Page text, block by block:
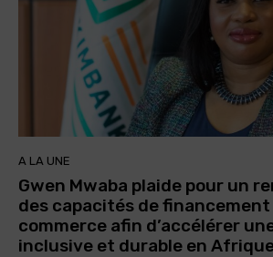
A LA UNE
Gwen Mwaba plaide pour un
des capacités de financement
commerce afin d’accélérer
inclusive et durable en